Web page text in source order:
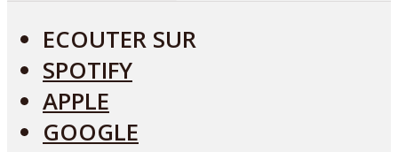
ECOUTER SUR
SPOTIFY
APPLE
GOOGLE